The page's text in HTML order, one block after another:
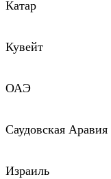
Катар
Кувейт
ОАЭ
Саудовская Аравия
Израиль